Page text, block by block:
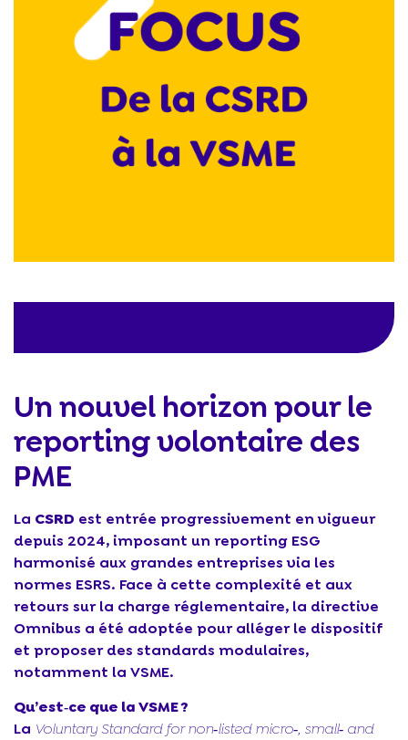
Un nouvel horizon pour le
reporting volontaire des
PME
La CSRD est entrée progressivement en vigueur
depuis 2024, imposant un reporting ESG
harmonisé aux grandes entreprises via les
normes ESRS. Face à cette complexité et aux
retours sur la charge réglementaire, la directive
Omnibus a été adoptée pour alléger le dispositif
et proposer des standards modulaires,
notamment la VSME.
Qu’est‑ce que la VSME ?
La Voluntary Standard for non‑listed micro‑, small‑ and